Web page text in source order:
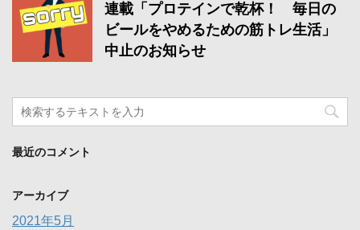
連載「プロテインで乾杯！ 毎日の
ビールをやめるための筋トレ生活」
中止のお知らせ
最近のコメント
アーカイブ
2021年5月